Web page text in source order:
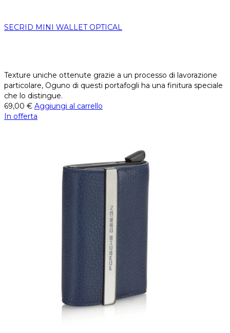
SECRID MINI WALLET OPTICAL
Texture uniche ottenute grazie a un processo di lavorazione
particolare, Oguno di questi portafogli ha una finitura speciale
che lo distingue.
69,00 € Aggiungi al carrello
In offerta